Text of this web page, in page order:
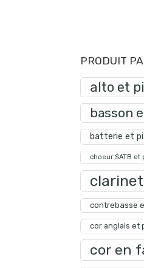
PRODUIT
alto et
basson
batterie et
choeur SATB et
contrebasse
cor anglais et
cor en